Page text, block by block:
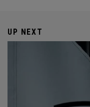
UP NEXT